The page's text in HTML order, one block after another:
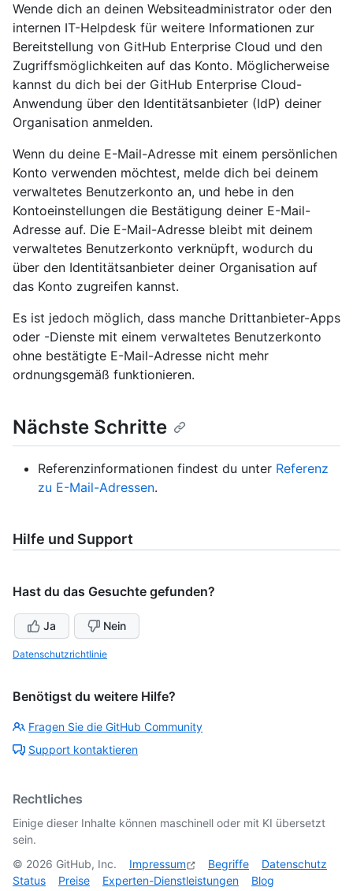
Wende dich an deinen Websiteadministrator oder den
internen IT-Helpdesk für weitere Informationen zur
Bereitstellung von GitHub Enterprise Cloud und den
Zugriffsmöglichkeiten auf das Konto. Möglicherweise
kannst du dich bei der GitHub Enterprise Cloud-
Anwendung über den Identitätsanbieter (IdP) deiner
Organisation anmelden.
Wenn du deine E-Mail-Adresse mit einem persönlichen
Konto verwenden möchtest, melde dich bei deinem
verwaltetes Benutzerkonto an, und hebe in den
Kontoeinstellungen die Bestätigung deiner E-Mail-
Adresse auf. Die E-Mail-Adresse bleibt mit deinem
verwaltetes Benutzerkonto verknüpft, wodurch du
über den Identitätsanbieter deiner Organisation auf
das Konto zugreifen kannst.
Es ist jedoch möglich, dass manche Drittanbieter-Apps
oder -Dienste mit einem verwaltetes Benutzerkonto
ohne bestätigte E-Mail-Adresse nicht mehr
ordnungsgemäß funktionieren.
Nächste Schritte
Referenzinformationen findest du unter Referenz
zu E-Mail-Adressen.
Hilfe und Support
Hast du das Gesuchte gefunden?
Ja Nein
Datenschutzrichtlinie
Benötigst du weitere Hilfe?
Fragen Sie die GitHub Community
Support kontaktieren
Rechtliches
Einige dieser Inhalte können maschinell oder mit KI übersetzt
sein.
© 2026 GitHub, Inc. Impressum Begriffe
Datenschutz
Status
Preise Experten-Dienstleistungen Blog